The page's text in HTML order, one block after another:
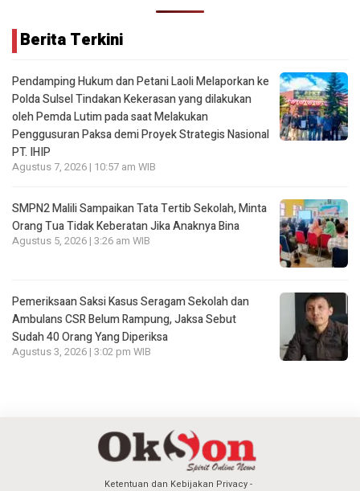
Berita Terkini
Pendamping Hukum dan Petani Laoli Melaporkan ke
Polda Sulsel Tindakan Kekerasan yang dilakukan
oleh Pemda Lutim pada saat Melakukan
Penggusuran Paksa demi Proyek Strategis Nasional
PT. IHIP
Agustus 7, 2026 | 10:57 am WIB
SMPN2 Malili Sampaikan Tata Tertib Sekolah, Minta
Orang Tua Tidak Keberatan Jika Anaknya Bina
Agustus 5, 2026 | 3:26 am WIB
Pemeriksaan Saksi Kasus Seragam Sekolah dan
Ambulans CSR Belum Rampung, Jaksa Sebut
Sudah 40 Orang Yang Diperiksa
Agustus 3, 2026 | 3:02 pm WIB
Ketentuan dan Kebijakan Privacy